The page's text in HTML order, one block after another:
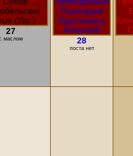
27
маслом 28
поста нет